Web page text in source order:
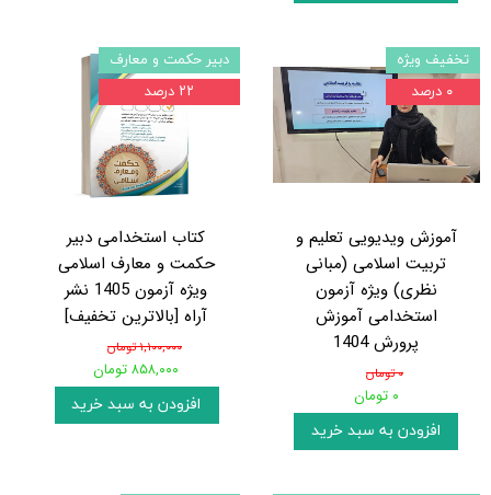
آموزش ویدیویی تعلیم و
تربیت اسلامی (مبانی
نظری) ویژه آزمون
استخدامی آموزش
پرورش 1404
۰ تومان
۰ تومان
افزودن به سبد خرید
تخفیف ویژه
۰ درصد
کتاب استخدامی دبیر
حکمت و معارف اسلامی
ویژه آزمون 1405 نشر
آراه [بالاترین تخفیف]
۱,۱۰۰,۰۰۰ تومان
۸۵۸,۰۰۰ تومان
افزودن به سبد خرید
دبیر حکمت و معارف
۲۲ درصد